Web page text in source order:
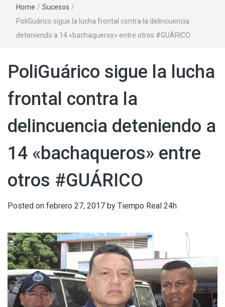
Home / Sucesos /
PoliGuárico sigue la lucha frontal contra la delincuencia
deteniendo a 14 «bachaqueros» entre otros #GUÁRICO
PoliGuárico sigue la lucha
frontal contra la
delincuencia deteniendo a
14 «bachaqueros» entre
otros #GUÁRICO
Posted on febrero 27, 2017 by Tiempo Real 24h